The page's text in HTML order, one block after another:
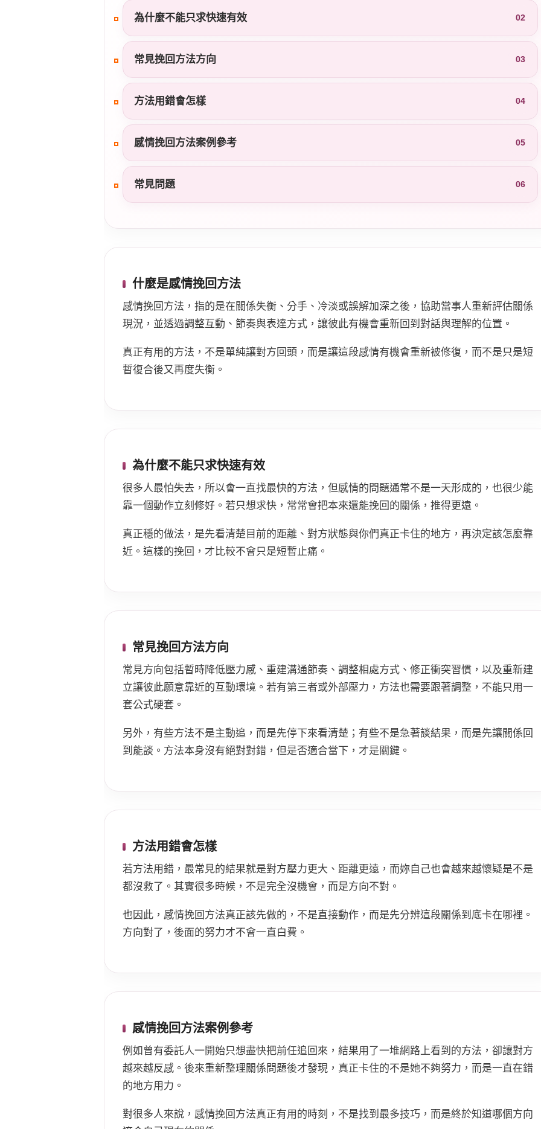
為什麼不能只求快速有效 02
常見挽回方法方向 03
方法用錯會怎樣 04
感情挽回方法案例參考 05
常見問題 06
什麼是感情挽回方法
感情挽回方法，指的是在關係失衡、分手、冷淡或誤解加深之後，協助當事人重新評估關係
現況，並透過調整互動、節奏與表達方式，讓彼此有機會重新回到對話與理解的位置。
真正有用的方法，不是單純讓對方回頭，而是讓這段感情有機會重新被修復，而不是只是短
暫復合後又再度失衡。
為什麼不能只求快速有效
很多人最怕失去，所以會一直找最快的方法，但感情的問題通常不是一天形成的，也很少能
靠一個動作立刻修好。若只想求快，常常會把本來還能挽回的關係，推得更遠。
真正穩的做法，是先看清楚目前的距離、對方狀態與你們真正卡住的地方，再決定該怎麼靠
近。這樣的挽回，才比較不會只是短暫止痛。
常見挽回方法方向
常見方向包括暫時降低壓力感、重建溝通節奏、調整相處方式、修正衝突習慣，以及重新建
立讓彼此願意靠近的互動環境。若有第三者或外部壓力，方法也需要跟著調整，不能只用一
套公式硬套。
另外，有些方法不是主動追，而是先停下來看清楚；有些不是急著談結果，而是先讓關係回
到能談。方法本身沒有絕對對錯，但是否適合當下，才是關鍵。
方法用錯會怎樣
若方法用錯，最常見的結果就是對方壓力更大、距離更遠，而妳自己也會越來越懷疑是不是
都沒救了。其實很多時候，不是完全沒機會，而是方向不對。
也因此，感情挽回方法真正該先做的，不是直接動作，而是先分辨這段關係到底卡在哪裡。
方向對了，後面的努力才不會一直白費。
感情挽回方法案例參考
例如曾有委託人一開始只想盡快把前任追回來，結果用了一堆網路上看到的方法，卻讓對方
越來越反感。後來重新整理關係問題後才發現，真正卡住的不是她不夠努力，而是一直在錯
的地方用力。
對很多人來說，感情挽回方法真正有用的時刻，不是找到最多技巧，而是終於知道哪個方向